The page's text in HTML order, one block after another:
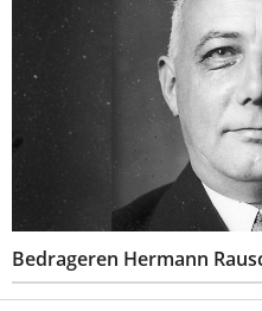
Bedrageren Hermann